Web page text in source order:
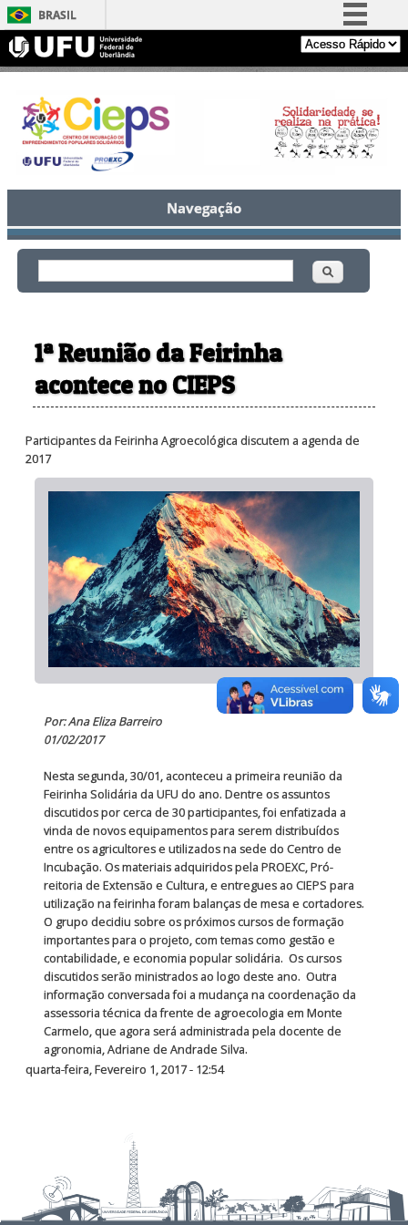
BRASIL
Simplifique!
Comunica BR
Participe
Acesso à informação
Legislação
Canais
Navegação
Formulário de busca
Buscar
1ª Reunião da Feirinha
acontece no CIEPS
Participantes da Feirinha Agroecológica discutem a agenda de
2017
Por: Ana Eliza Barreiro
01/02/2017
Nesta segunda, 30/01, aconteceu a primeira reunião da
Feirinha Solidária da UFU do ano. Dentre os assuntos
discutidos por cerca de 30 participantes, foi enfatizada a
vinda de novos equipamentos para serem distribuídos
entre os agricultores e utilizados na sede do Centro de
Incubação. Os materiais adquiridos pela PROEXC, Pró-
reitoria de Extensão e Cultura, e entregues ao CIEPS para
utilização na feirinha foram balanças de mesa e cortadores.
O grupo decidiu sobre os próximos cursos de formação
importantes para o projeto, com temas como gestão e
contabilidade, e economia popular solidária. Os cursos
discutidos serão ministrados ao logo deste ano. Outra
informação conversada foi a mudança na coordenação da
assessoria técnica da frente de agroecologia em Monte
Carmelo, que agora será administrada pela docente de
agronomia, Adriane de Andrade Silva.
quarta-feira, Fevereiro 1, 2017 - 12:54